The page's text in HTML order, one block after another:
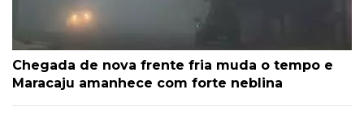
Chegada de nova frente fria muda o tempo e
Maracaju amanhece com forte neblina